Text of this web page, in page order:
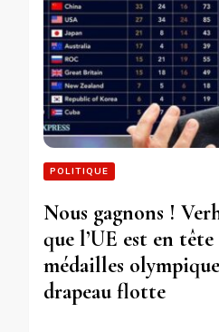
POLITIQUE
Nous gagnons !
que l’UE est en
médailles
drapeau flotte